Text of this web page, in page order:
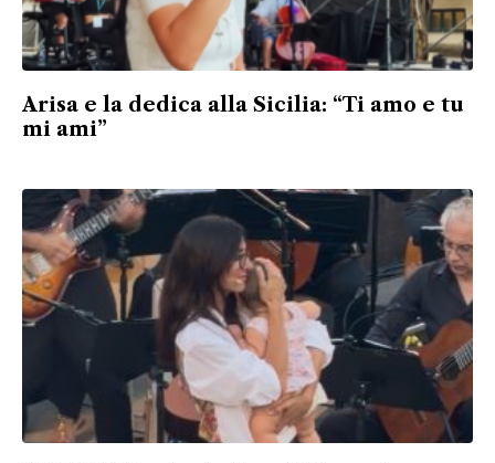
Arisa e la dedica alla Sicilia: “Ti amo e tu
mi ami”